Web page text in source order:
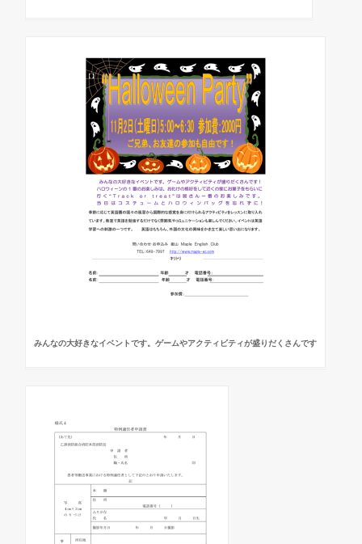
みんなの大好きなイベントです。ゲームやアクティビティが盛りだくさんです